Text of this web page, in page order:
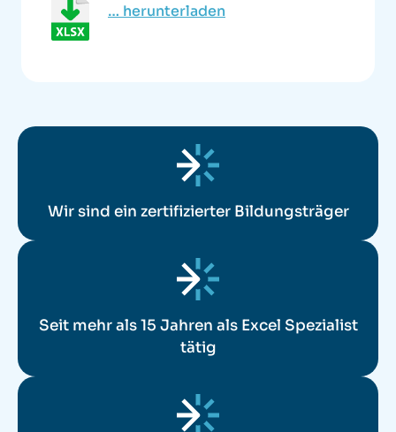
… herunterladen
Wir sind ein zertifizierter Bildungsträger
Seit mehr als 15 Jahren als Excel Spezialist
tätig